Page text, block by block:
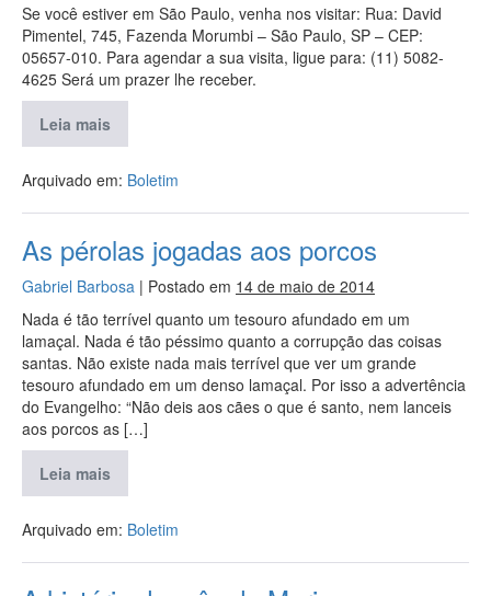
Se você estiver em São Paulo, venha nos visitar: Rua: David
Pimentel, 745, Fazenda Morumbi – São Paulo, SP – CEP:
05657-010. Para agendar a sua visita, ligue para: (11) 5082-
4625 Será um prazer lhe receber.
Leia mais
Arquivado em: Boletim
As pérolas jogadas aos porcos
Gabriel Barbosa | Postado em 14 de maio de 2014
Nada é tão terrível quanto um tesouro afundado em um
lamaçal. Nada é tão péssimo quanto a corrupção das coisas
santas. Não existe nada mais terrível que ver um grande
tesouro afundado em um denso lamaçal. Por isso a advertência
do Evangelho: “Não deis aos cães o que é santo, nem lanceis
aos porcos as […]
Leia mais
Arquivado em: Boletim